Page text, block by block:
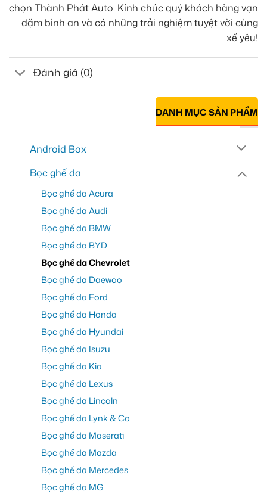
chọn Thành Phát Auto. Kính chúc quý khách hàng vạn
dặm bình an và có những trải nghiệm tuyệt vời cùng
xế yêu!
Đánh giá (0)
DANH MỤC SẢN PHẨM
Android Box
Bọc ghế da
Bọc ghế da Acura
Bọc ghế da Audi
Bọc ghế da BMW
Bọc ghế da BYD
Bọc ghế da Chevrolet
Bọc ghế da Daewoo
Bọc ghế da Ford
Bọc ghế da Honda
Bọc ghế da Hyundai
Bọc ghế da Isuzu
Bọc ghế da Kia
Bọc ghế da Lexus
Bọc ghế da Lincoln
Bọc ghế da Lynk & Co
Bọc ghế da Maserati
Bọc ghế da Mazda
Bọc ghế da Mercedes
Bọc ghế da MG